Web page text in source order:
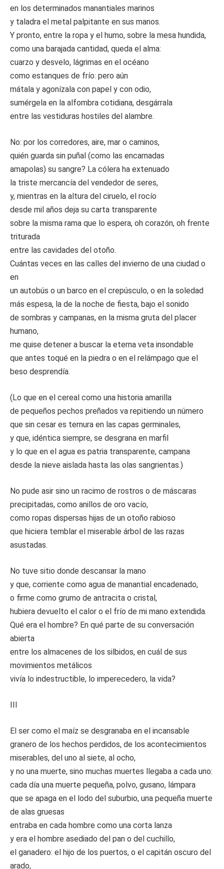
en los determinados manantiales marinos
y taladra el metal palpitante en sus manos.
Y pronto, entre la ropa y el humo, sobre la mesa hundida,
como una barajada cantidad, queda el alma:
cuarzo y desvelo, lágrimas en el océano
como estanques de frío: pero aún
mátala y agonízala con papel y con odio,
sumérgela en la alfombra cotidiana, desgárrala
entre las vestiduras hostiles del alambre.
No: por los corredores, aire, mar o caminos,
quién guarda sin puñal (como las encarnadas
amapolas) su sangre? La cólera ha extenuado
la triste mercancía del vendedor de seres,
y, mientras en la altura del ciruelo, el rocío
desde mil años deja su carta transparente
sobre la misma rama que lo espera, oh corazón, oh frente
triturada
entre las cavidades del otoño.
Cuántas veces en las calles del invierno de una ciudad o
en
un autobús o un barco en el crepúsculo, o en la soledad
más espesa, la de la noche de fiesta, bajo el sonido
de sombras y campanas, en la misma gruta del placer
humano,
me quise detener a buscar la eterna veta insondable
que antes toqué en la piedra o en el relámpago que el
beso desprendía.
(Lo que en el cereal como una historia amarilla
de pequeños pechos preñados va repitiendo un número
que sin cesar es ternura en las capas germinales,
y que, idéntica siempre, se desgrana en marfil
y lo que en el agua es patria transparente, campana
desde la nieve aislada hasta las olas sangrientas.)
No pude asir sino un racimo de rostros o de máscaras
precipitadas, como anillos de oro vacío,
como ropas dispersas hijas de un otoño rabioso
que hiciera temblar el miserable árbol de las razas
asustadas.
No tuve sitio donde descansar la mano
y que, corriente como agua de manantial encadenado,
o firme como grumo de antracita o cristal,
hubiera devuelto el calor o el frío de mi mano extendida.
Qué era el hombre? En qué parte de su conversación
abierta
entre los almacenes de los silbidos, en cuál de sus
movimientos metálicos
vivía lo indestructible, lo imperecedero, la vida?
III
El ser como el maíz se desgranaba en el incansable
granero de los hechos perdidos, de los acontecimientos
miserables, del uno al siete, al ocho,
y no una muerte, sino muchas muertes llegaba a cada uno:
cada día una muerte pequeña, polvo, gusano, lámpara
que se apaga en el lodo del suburbio, una pequeña muerte
de alas gruesas
entraba en cada hombre como una corta lanza
y era el hombre asediado del pan o del cuchillo,
el ganadero: el hijo de los puertos, o el capitán oscuro del
arado,